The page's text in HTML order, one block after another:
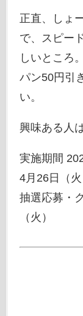
正直、しょ
で、スピー
しいところ。
パン50円引
い。
興味ある人
実施期間
4月26日（火
抽選応募・
（火）